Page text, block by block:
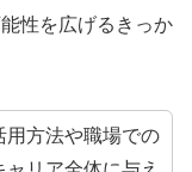
性を広げるきっか
用方法や職場での